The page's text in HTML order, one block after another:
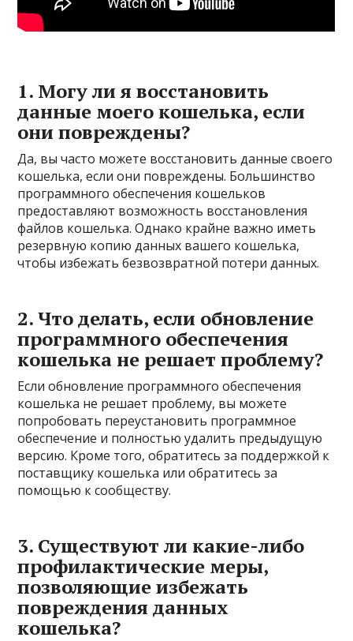
1. Могу ли я восстановить
данные моего кошелька, если
они повреждены?
Да, вы часто можете восстановить данные своего
кошелька, если они повреждены. Большинство
программного обеспечения кошельков
предоставляют возможность восстановления
файлов кошелька. Однако крайне важно иметь
резервную копию данных вашего кошелька,
чтобы избежать безвозвратной потери данных.
2. Что делать, если обновление
программного обеспечения
кошелька не решает проблему?
Если обновление программного обеспечения
кошелька не решает проблему, вы можете
попробовать переустановить программное
обеспечение и полностью удалить предыдущую
версию. Кроме того, обратитесь за поддержкой к
поставщику кошелька или обратитесь за
помощью к сообществу.
3. Существуют ли какие-либо
профилактические меры,
позволяющие избежать
повреждения данных
кошелька?